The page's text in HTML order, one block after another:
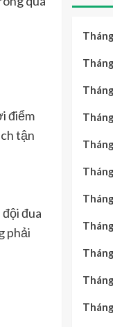
điểm
tận
đua
phải